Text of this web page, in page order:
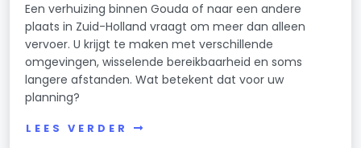
Een verhuizing binnen Gouda of naar een andere
plaats in Zuid-Holland vraagt om meer dan alleen
vervoer. U krijgt te maken met verschillende
omgevingen, wisselende bereikbaarheid en soms
langere afstanden. Wat betekent dat voor uw
planning?
LEES VERDER